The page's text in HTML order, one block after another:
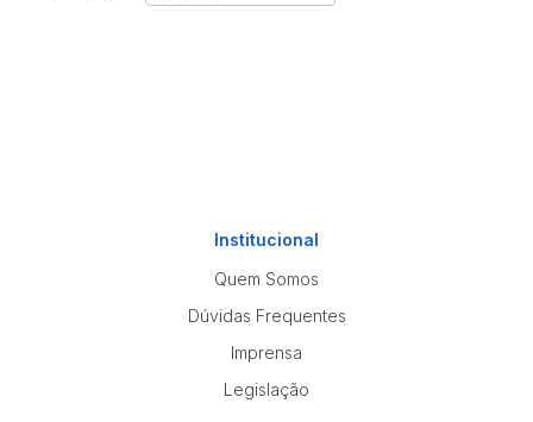
Institucional
Quem Somos
Dúvidas Frequentes
Imprensa
Legislação